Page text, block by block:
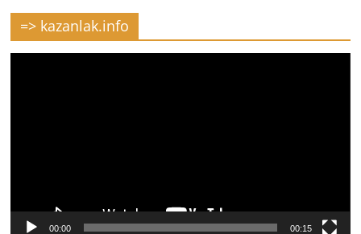
=> kazanlak.info
00:00 00:15